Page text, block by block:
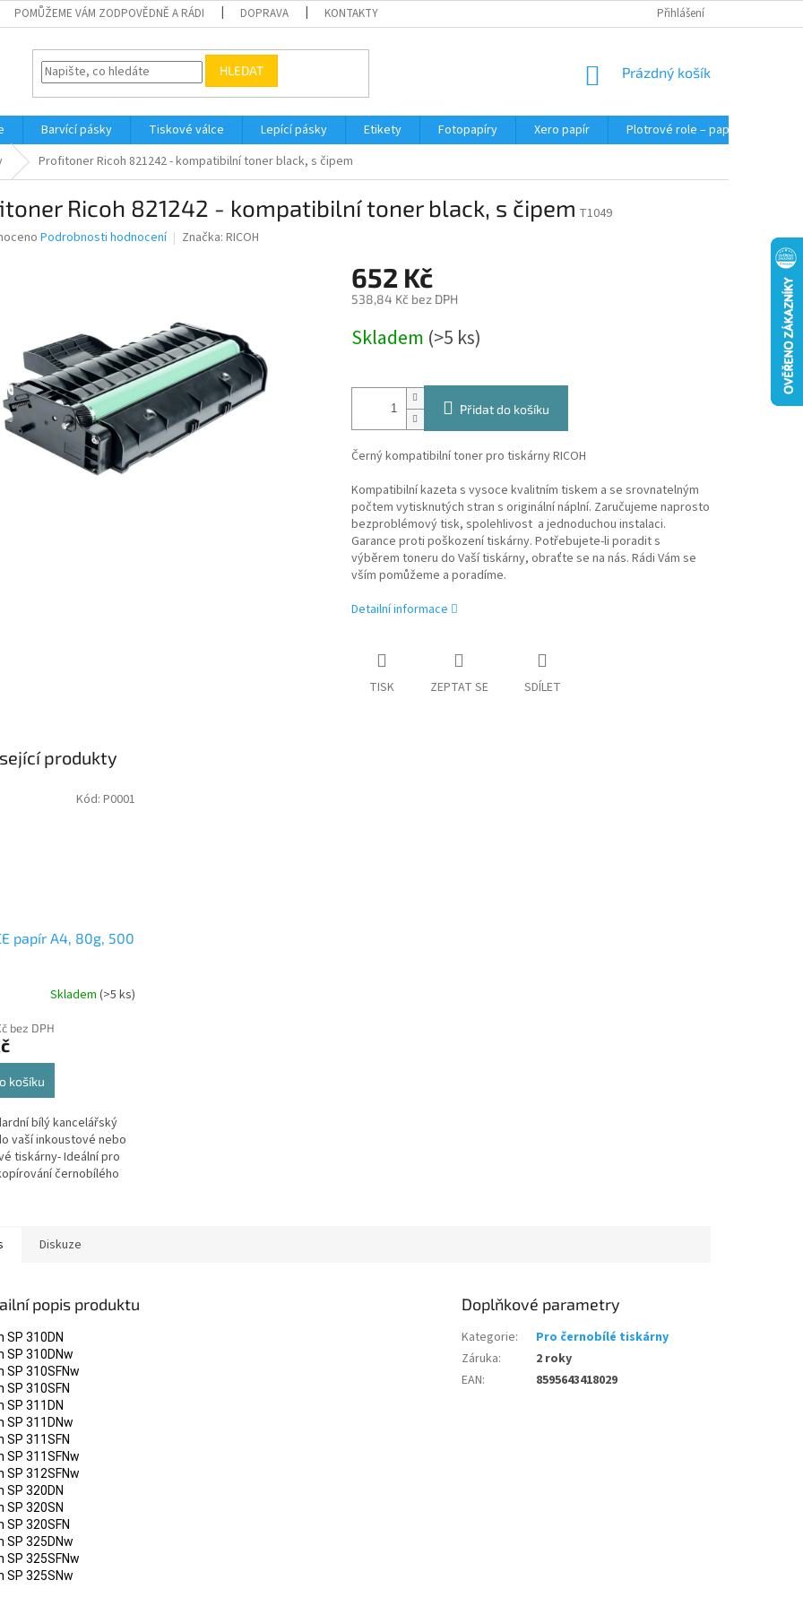
POMŮŽEME VÁM ZODPOVĚDNĚ A RÁDI DOPRAVA KONTAKTY Přihlášení
HLEDAT
NÁKUPNÍ
Prázdný košík
Barvící pásky Tiskové válce Lepící pásky Etikety Fotopapíry Xero papír
Plotrové role – papír do plotru
Profitoner Ricoh 821242 - kompatibilní toner black, s čipem
Ricoh 821242 - kompatibilní toner black, s čipem T1049
Podrobnosti hodnocení Značka: RICOH
652 Kč
538,84 Kč bez DPH
cena:
Skladem (>5 ks)
Přidat do košíku
Černý kompatibilní toner pro tiskárny RICOH
Kompatibilní kazeta s vysoce kvalitním tiskem a se srovnatelným
počtem vytisknutých stran s originální náplní. Zaručujeme naprosto
bezproblémový tisk, spolehlivost a jednoduchou instalaci.
Garance proti poškození tiskárny. Potřebujete-li poradit s
výběrem toneru do Vaší tiskárny, obraťte se na nás. Rádi Vám se
vším pomůžeme a poradíme.
Detailní informace
TISK ZEPTAT SE SDÍLET
produkty
papír A4, 80g, 500
Skladem (>5 ks)
bez DPH
košíku
bílý kancelářský
vaší inkoustové nebo
tiskárny- Ideální pro
černobílého
Kód: P0001
Diskuze
popis produktu
SP 310DN
SP 310DNw
SP 310SFNw
SP 310SFN
SP 311DN
SP 311DNw
SP 311SFN
SP 311SFNw
SP 312SFNw
SP 320DN
SP 320SN
SP 320SFN
SP 325DNw
SP 325SFNw
SP 325SNw
Doplňkové parametry
Kategorie:
Pro černobílé tiskárny
Záruka:
2 roky
EAN: 8595643418029